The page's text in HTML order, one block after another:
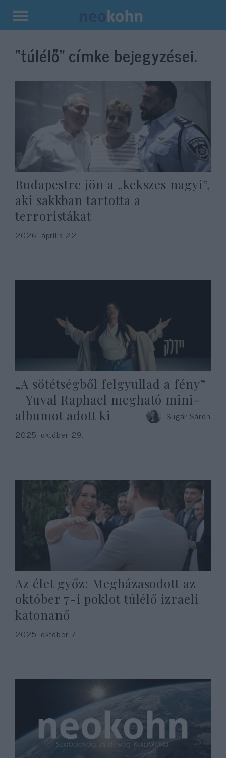
Kilépés
tartalomba
“túlélő”címke bejegyzései.
Budapestre jön a „kekszes nagyi”,
aki sakkban tartotta a
terroristákat
2026. április 22.
„A sötétségből felgyullad a fény”
– Yuval Raphael megható mini-
albumot adott ki
Sugár Sáron
2025. október 29.
Az élet győz: Megházasodott az
október 7-i poklot túlélő izraeli
katonanő
2025. október 7.